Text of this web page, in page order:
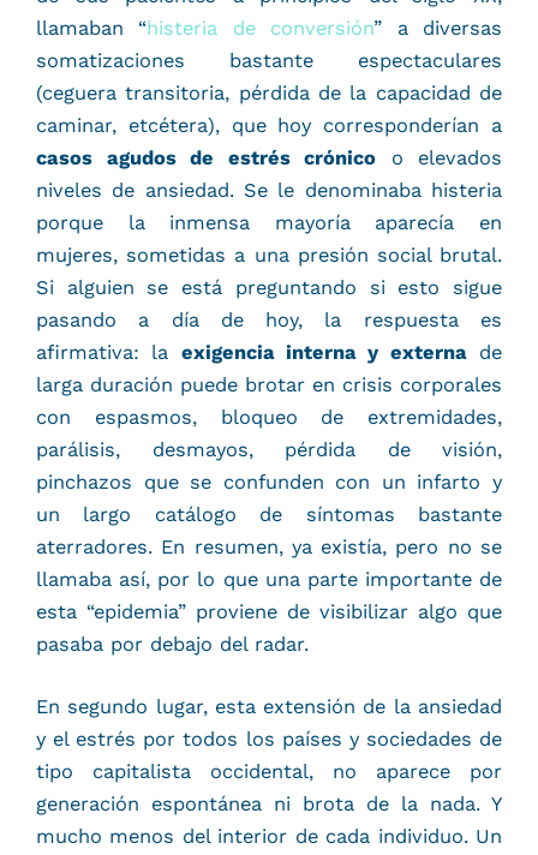
llamaban “histeria de conversión” a diversas
somatizaciones bastante espectaculares
(ceguera transitoria, pérdida de la capacidad de
caminar, etcétera), que hoy corresponderían a
casos agudos de estrés crónico o elevados
niveles de ansiedad. Se le denominaba histeria
porque la inmensa mayoría aparecía en
mujeres, sometidas a una presión social brutal.
Si alguien se está preguntando si esto sigue
pasando a día de hoy, la respuesta es
afirmativa: la exigencia interna y externade
larga duración puede brotar en crisis corporales
con espasmos, bloqueo de extremidades,
parálisis, desmayos, pérdida de visión,
pinchazos que se confunden con un infarto y
un largo catálogo de síntomas bastante
aterradores. En resumen, ya existía, pero no se
llamaba así, por lo que una parte importante de
esta “epidemia” proviene de visibilizar algo que
pasaba por debajo del radar.
En segundo lugar, esta extensión de la ansiedad
y el estrés por todos los países y sociedades de
tipo capitalista occidental, no aparece por
generación espontánea ni brota de la nada. Y
mucho menos del interior de cada individuo. Un